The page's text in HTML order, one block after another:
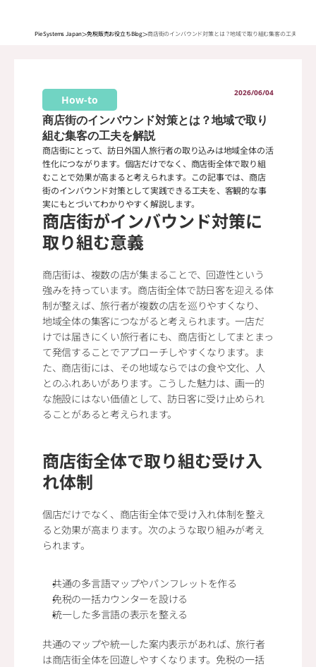
Pie Systems Japan>免税販売お役立ちBlog>商店街のインバウンド対策とは？地域で取り組む集客の工夫を解説
How-to
2026/06/04
商店街のインバウンド対策とは？地域で取り
組む集客の工夫を解説
商店街にとって、訪日外国人旅行者の取り込みは地域全体の活
性化につながります。個店だけでなく、商店街全体で取り組
むことで効果が高まると考えられます。この記事では、商店
街のインバウンド対策として実践できる工夫を、客観的な事
実にもとづいてわかりやすく解説します。
商店街がインバウンド対策に
取り組む意義
商店街は、複数の店が集まることで、回遊性という
強みを持っています。商店街全体で訪日客を迎える体
制が整えば、旅行者が複数の店を巡りやすくなり、
地域全体の集客につながると考えられます。一店だ
けでは届きにくい旅行者にも、商店街としてまとまっ
て発信することでアプローチしやすくなります。ま
た、商店街には、その地域ならではの食や文化、人
とのふれあいがあります。こうした魅力は、画一的
な施設にはない価値として、訪日客に受け止められ
ることがあると考えられます。
商店街全体で取り組む受け入
れ体制
個店だけでなく、商店街全体で受け入れ体制を整え
ると効果が高まります。次のような取り組みが考え
られます。
共通の多言語マップやパンフレットを作る
免税の一括カウンターを設ける
統一した多言語の表示を整える
共通のマップや統一した案内表示があれば、旅行者
は商店街全体を回遊しやすくなります。免税の一括